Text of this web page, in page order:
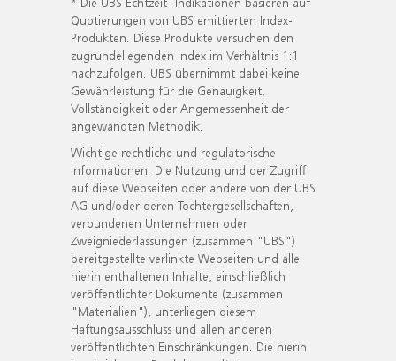
Quotierungen von UBS emittierten Index-
Produkten. Diese Produkte versuchen den
zugrundeliegenden Index im Verhältnis 1:1
nachzufolgen. UBS übernimmt dabei keine
Gewährleistung für die Genauigkeit,
Vollständigkeit oder Angemessenheit der
angewandten Methodik.
Wichtige rechtliche und regulatorische
Informationen. Die Nutzung und der Zugriff
auf diese Webseiten oder andere von der UBS
AG und/oder deren Tochtergesellschaften,
verbundenen Unternehmen oder
Zweigniederlassungen (zusammen "UBS")
bereitgestellte verlinkte Webseiten und alle
hierin enthaltenen Inhalte, einschließlich
veröffentlichter Dokumente (zusammen
"Materialien"), unterliegen diesem
Haftungsausschluss und allen anderen
veröffentlichten Einschränkungen. Die hierin